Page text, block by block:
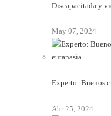
Discapacitada y
May 07, 2024
Experto: Buenos
Abr 25, 2024